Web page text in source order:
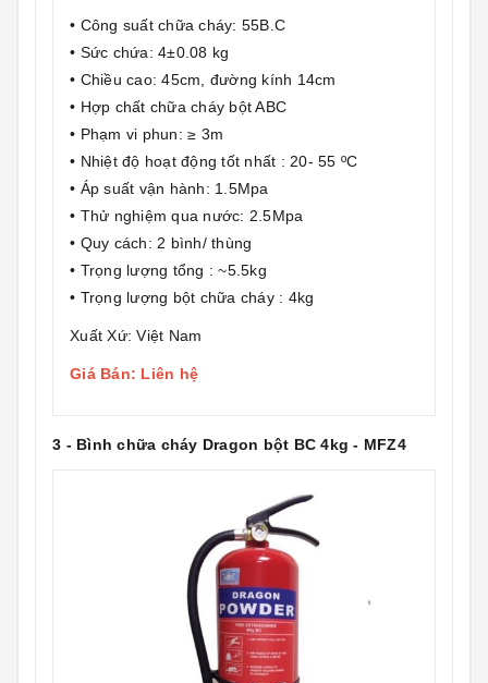
• Công suất chữa cháy: 55B.C
• Sức chứa: 4±0.08 kg
• Chiều cao: 45cm, đường kính 14cm
• Hợp chất chữa cháy bột ABC
• Phạm vi phun: ≥ 3m
• Nhiệt độ hoạt động tốt nhất : 20- 55 ºC
• Áp suất vận hành: 1.5Mpa
• Thử nghiệm qua nước: 2.5Mpa
• Quy cách: 2 bình/ thùng
• Trọng lượng tổng : ~5.5kg
• Trọng lượng bột chữa cháy : 4kg
Xuất Xứ: Việt Nam
Giá Bán: Liên hệ
3 - Bình chữa cháy Dragon bột BC 4kg - MFZ4